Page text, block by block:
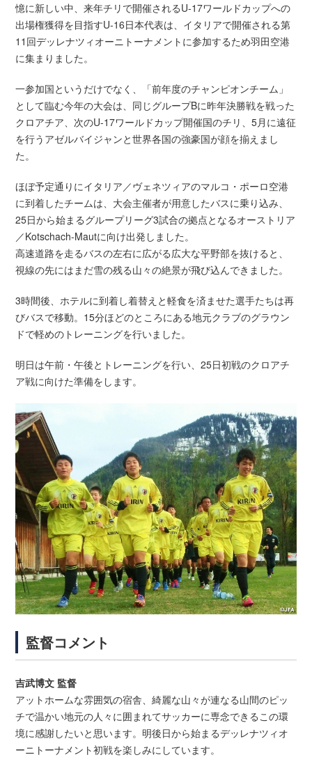
憶に新しい中、来年チリで開催されるU-17ワールドカップへの
出場権獲得を目指すU-16日本代表は、イタリアで開催される第
11回デッレナツィオーニトーナメントに参加するため羽田空港
に集まりました。
一参加国というだけでなく、「前年度のチャンピオンチーム」
として臨む今年の大会は、同じグループBに昨年決勝戦を戦った
クロアチア、次のU-17ワールドカップ開催国のチリ、5月に遠征
を行うアゼルバイジャンと世界各国の強豪国が顔を揃えまし
た。
ほぼ予定通りにイタリア／ヴェネツィアのマルコ・ポーロ空港
に到着したチームは、大会主催者が用意したバスに乗り込み、
25日から始まるグループリーグ3試合の拠点となるオーストリア
／Kotschach-Mautに向け出発しました。
高速道路を走るバスの左右に広がる広大な平野部を抜けると、
視線の先にはまだ雪の残る山々の絶景が飛び込んできました。
3時間後、ホテルに到着し着替えと軽食を済ませた選手たちは再
びバスで移動。15分ほどのところにある地元クラブのグラウン
ドで軽めのトレーニングを行いました。
明日は午前・午後とトレーニングを行い、25日初戦のクロアチ
ア戦に向けた準備をします。
監督コメント
吉武博文 監督
アットホームな雰囲気の宿舎、綺麗な山々が連なる山間のピッ
チで温かい地元の人々に囲まれてサッカーに専念できるこの環
境に感謝したいと思います。明後日から始まるデッレナツィオ
ーニトーナメント初戦を楽しみにしています。